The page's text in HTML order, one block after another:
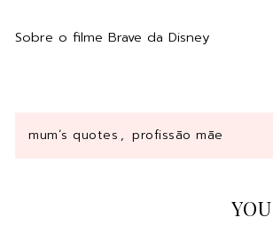
Sobre o filme Brave da Disney
mum´s quotes, profissão mãe